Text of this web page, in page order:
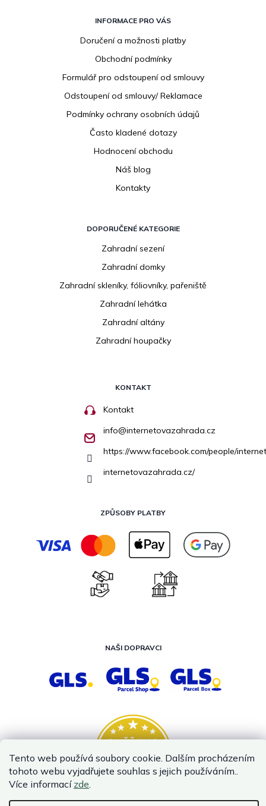
Tento web používá soubory cookie. Dalším procházením
tohoto webu vyjadřujete souhlas s jejich používáním..
Více informací zde.
INFORMACE PRO VÁS
Doručení a možnosti platby
Obchodní podmínky
Formulář pro odstoupení od smlouvy
Odstoupení od smlouvy/ Reklamace
Podmínky ochrany osobních údajů
Často kladené dotazy
Hodnocení obchodu
Náš blog
Kontakty
DOPORUČENÉ KATEGORIE
Zahradní sezení
Zahradní domky
Zahradní skleníky, fóliovníky, pařeniště
Zahradní lehátka
Zahradní altány
Zahradní houpačky
KONTAKT
Kontakt
info@internetovazahrada.cz
https://www.facebook.com/people/
internetovazahrada.cz/
ZPŮSOBY PLATBY
NAŠI DOPRAVCI